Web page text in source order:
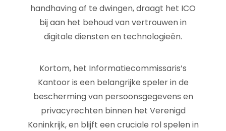
handhaving af te dwingen, draagt het ICO
bij aan het behoud van vertrouwen in
digitale diensten en technologieën.
Kortom, het Informatiecommissaris’s
Kantoor is een belangrijke speler in de
bescherming van persoonsgegevens en
privacyrechten binnen het Verenigd
Koninkrijk, en blijft een cruciale rol spelen in